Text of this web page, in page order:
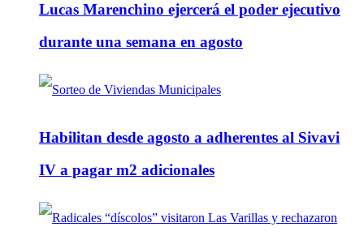
Lucas Marenchino ejercerá el poder ejecutivo
durante una semana en agosto
Habilitan desde agosto a adherentes al Sivavi
IV a pagar m2 adicionales